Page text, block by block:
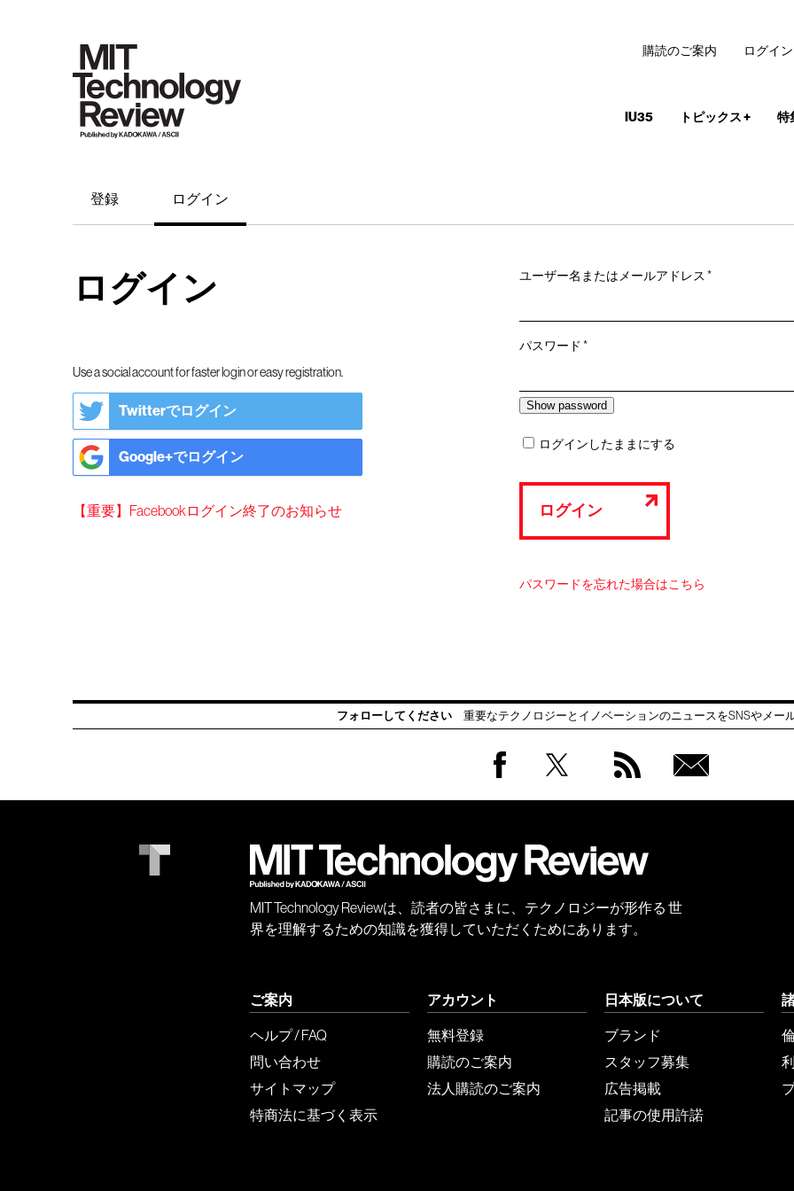
IU35 トピックス+ 特
購読のご案内 ログイン
登録 ログイン
ログイン
Use a social account for faster login or easy registration.
Twitterでログイン
Google+でログイン
【重要】Facebookログイン終了のお知らせ
ユーザー名またはメールアドレス*必
パスワード*必
ログインしたままにする
ログイン
パスワードを忘れた場合はこちら
フォローしてください 重要なテクノロジーとイノベーションのニュースをSNSやメー
会員
MIT Technology Reviewは、読者の皆さまに、テクノロジーが形作る 世
界を理解するための知識を獲得していただくためにあります。
ご案内
ヘルプ / FAQ
問い合わせ
サイトマップ
特商法に基づく表示
アカウント
無料登録
購読のご案内
法人購読のご案内
日本版について
ブランド
スタッフ募集
広告掲載
記事の使用許諾